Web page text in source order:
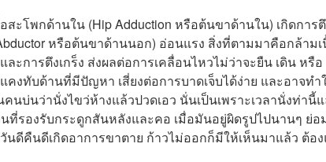
ะโพกด้านใน (Hip Adduction หรือต้นขาด้านใน) เกิดการ
หรือต้นขาด้านนอก) อ่อนแรง สิ่งที่ตามมาคือกล้าม
ะการตึงเกร็ง ส่งผลต่อการเคลื่อนไหวไม่ว่าจะยืน เดิน หรือ
ทับด้านที่มีปัญหา เสี่ยงต่อการบาดเจ็บได้ง่าย และอาจทำ
บ่นว่านั่งไขว่ห้างแล้วปวดเอว นั่นเป็นเพราะเวลานั่งท่านี้
รองรับกระดูกสันหลังและคอ เมื่อมันอยู่ผิดรูปไปนานๆ ย่อ
ดีคืนดีเกิดอาการขาตาย ก้าวไม่ออกก็มีให้เห็นมาแล้ว ต้อ